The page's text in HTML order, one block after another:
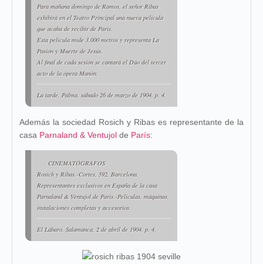
Para mañana domingo de Ramos, el señor Ribas
exhibirá en el Teatro Principal una nueva película
que acaba de recibir de París.
Esta película mide 3.000 metros y representa La
Pasión y Muerte de Jesús.
Al final de cada sesión se cantará el Dúo del tercer
acto de la ópera Manón.
La tarde, Palma, sábado 26 de marzo de 1904, p. 4.
Además la sociedad Rosich y Ribas es representante de la
casa Parnaland & Ventujol de París:
CINEMATÓGRAFOS
Rosich y Ribas.-Cortes, 592, Barcelona.
Representantes exclusivos en España de la casa
Parnaland & Ventujol de París.-Películas, máquinas,
instalaciones completas y accesorios.
El Lábaro, Salamanca, 2 de abril de 1904, p. 4.